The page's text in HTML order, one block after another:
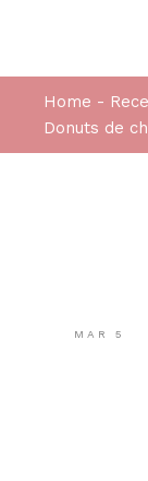
Home
Donuts de
MAR 5